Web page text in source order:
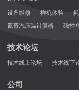
设备维修 样机体验
氦蒸汽压温计算器
磁性
技术论坛
技术线上论坛 技术线下
公司